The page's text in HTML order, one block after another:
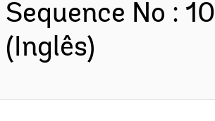
Sequence No : 10
(Inglês)